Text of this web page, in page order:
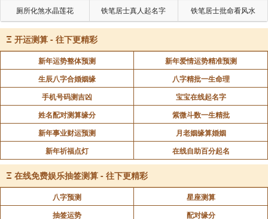
厕所化煞水晶莲花 铁笔居士真人起名字 铁笔居士批命看风水
Ξ 开运测算 - 往下更精彩
新年运势整体预测
新年爱情运势精准预测
生辰八字合婚姻缘
八字精批一生命理
手机号码测吉凶
宝宝在线起名字
姓名配对测算缘分
紫微斗数一生精批
新年事业财运预测
月老姻缘算婚姻
新年祈福点灯
在线自助百分起名
Ξ 在线免费娱乐抽签测算 - 往下更精彩
八字预测
星座测算
抽签运势
配对缘分